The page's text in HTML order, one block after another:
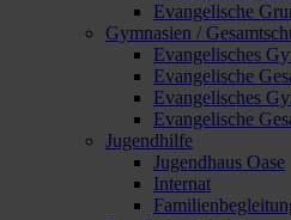
Evangelische
Gymnasien /
Evangelisches
Evangelische
Evangelisches
Evangelische
Jugendhilfe
Jugendhaus Oase
Internat